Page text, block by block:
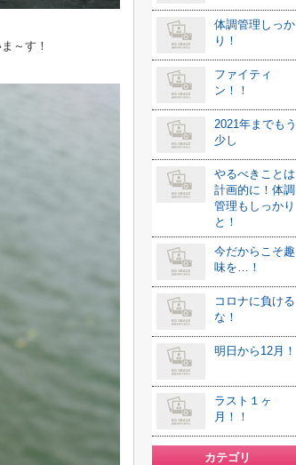
～す！
体調管理しっか
り！
ファイティ
ン！！
2021年までもう
少し
やるべきことは
計画的に！体調
管理もしっかり
と！
今だからこそ趣
味を…！
コロナに負ける
な！
明日から12月！
ラスト１ヶ
月！！
カテゴリ